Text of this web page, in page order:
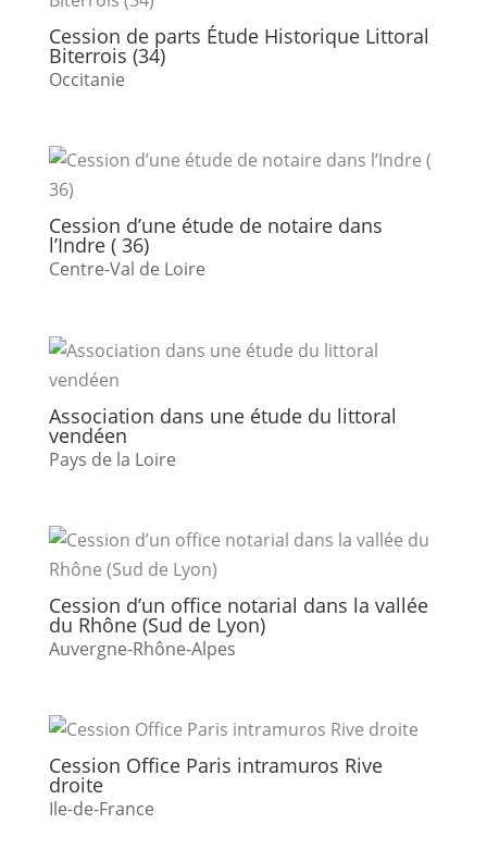
Cession de parts Étude Historique Littoral
Biterrois (34)
Occitanie
Cession d’une étude de notaire dans
l’Indre ( 36)
Centre-Val de Loire
Association dans une étude du littoral
vendéen
Pays de la Loire
Cession d’un office notarial dans la vallée
du Rhône (Sud de Lyon)
Auvergne-Rhône-Alpes
Cession Office Paris intramuros Rive
droite
Ile-de-France